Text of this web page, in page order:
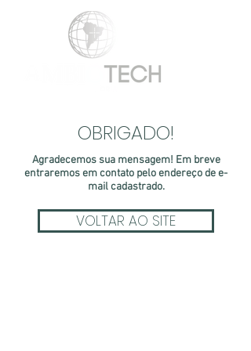
OBRIGADO!
Agradecemos sua mensagem! Em breve
entraremos em contato pelo endereço de e-
mail cadastrado.
VOLTAR AO SITE